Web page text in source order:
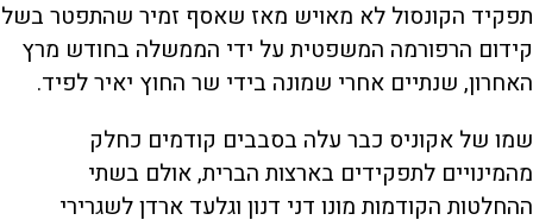
תפקיד הקונסול לא מאויש מאז שאסף זמיר שהתפטר בשל
קידום הרפורמה המשפטית על ידי הממשלה בחודש מרץ
האחרון, שנתיים אחרי שמונה בידי שר החוץ יאיר לפיד.
שמו של אקוניס כבר עלה בסבבים קודמים כחלק
מהמינויים לתפקידים בארצות הברית, אולם בשתי
ההחלטות הקודמות מונו דני דנון וגלעד ארדן לשגרירי